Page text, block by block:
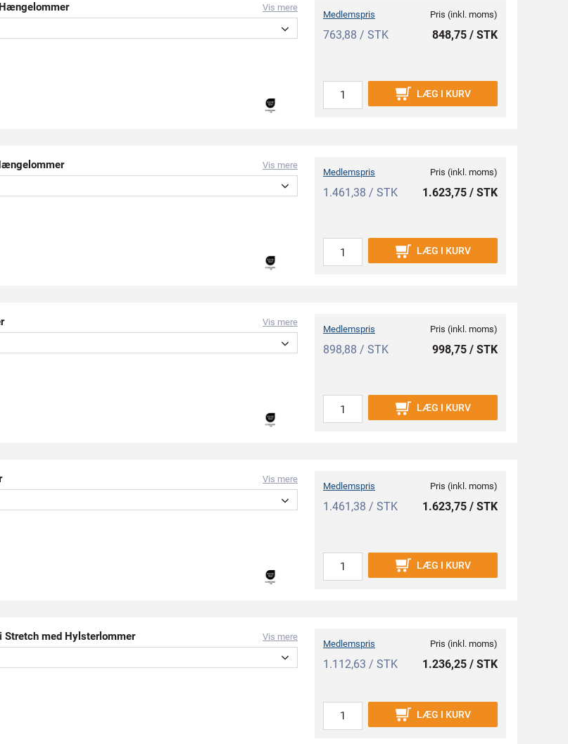
Vis mere
Medlemspris
763,88 / STK
Pris (inkl. moms)
848,75 / STK
LÆG I KURV
Vis mere
Medlemspris
1.461,38 / STK
Pris (inkl. moms)
1.623,75 / STK
LÆG I KURV
Vis mere
Medlemspris
898,88 / STK
Pris (inkl. moms)
998,75 / STK
LÆG I KURV
Vis mere
Medlemspris
1.461,38 / STK
Pris (inkl. moms)
1.623,75 / STK
LÆG I KURV
Stretch med Hylsterlommer
Vis mere
Medlemspris
1.112,63 / STK
Pris (inkl. moms)
1.236,25 / STK
LÆG I KURV